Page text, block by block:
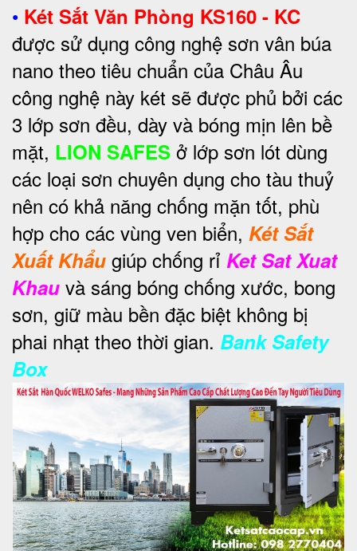
• Két Sắt Văn Phòng KS160 - KC
được sử dụng công nghệ sơn vân búa
nano theo tiêu chuẩn của Châu Âu
công nghệ này két sẽ được phủ bởi các
3 lớp sơn đều, dày và bóng mịn lên bề
mặt, LION SAFES ở lớp sơn lót dùng
các loại sơn chuyên dụng cho tàu thuỷ
nên có khả năng chống mặn tốt, phù
hợp cho các vùng ven biển, Két Sắt
Xuất Khẩu giúp chống rỉ Ket Sat Xuat
Khau và sáng bóng chống xước, bong
sơn, giữ màu bền đặc biệt không bị
phai nhạt theo thời gian. Bank Safety
Box